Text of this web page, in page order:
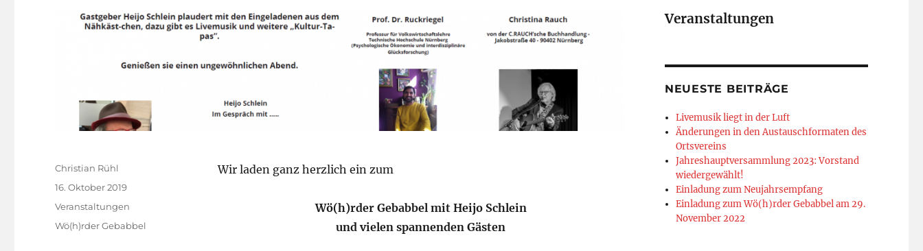
Wir laden ganz herzlich ein zum
Wö(h)rder Gebabbel mit Heijo Schlein
und vielen spannenden Gästen
Autor
Christian Rühl
Veröffentlicht
16. Oktober 2019
Kategorien
Veranstaltungen
Schlagwörter
Wö(h)rder Gebabbel
Veranstaltungen
NEUESTE BEITRÄGE
Livemusik liegt in der Luft
Änderungen in den Austauschformaten des
Ortsvereins
Jahreshauptversammlung 2023: Vorstand
wiedergewählt!
Einladung zum Neujahrsempfang
Einladung zum Wö(h)rder Gebabbel am 29.
November 2022